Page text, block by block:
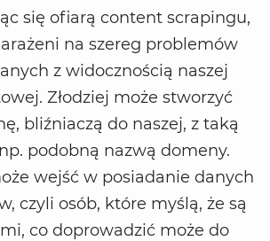
się ofiarą content scrapingu,
na szereg problemów
z widocznością naszej
Złodziej może stworzyć
bliźniaczą do naszej, z taką
podobną nazwą domeny.
wejść w posiadanie danych
czyli osób, które myślą, że są
co doprowadzić może do